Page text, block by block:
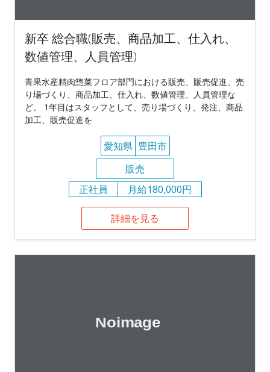
新卒 総合職(販売、商品加工、仕入れ、
数値管理、人員管理)
青果水産精肉惣菜フロア部門における販売、販売促進、売
り場づくり、商品加工、仕入れ、数値管理、人員管理な
ど。 1年目はスタッフとして、売り場づくり、発注、商品
加工、販売促進を
愛知県 豊田市
販売
正社員
月給180,000円
詳細を見る